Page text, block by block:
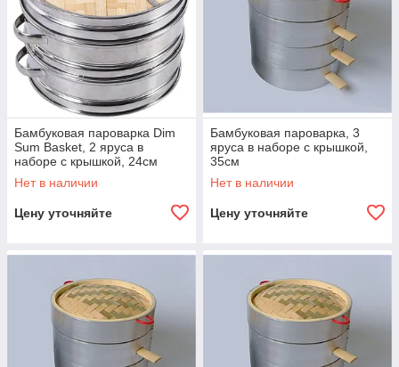
Бамбуковая пароварка Dim
Sum Basket, 2 яруса в
наборе с крышкой, 24см
Нет в наличии
Цену уточняйте
Бамбуковая пароварка, 3
яруса в наборе с крышкой,
35см
Нет в наличии
Цену уточняйте